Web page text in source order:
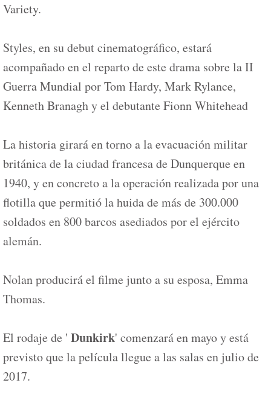
Variety.
Styles, en su debut cinematográfico, estará
acompañado en el reparto de este drama sobre la II
Guerra Mundial por Tom Hardy, Mark Rylance,
Kenneth Branagh y el debutante Fionn Whitehead
La historia girará en torno a la evacuación militar
británica de la ciudad francesa de Dunquerque en
1940, y en concreto a la operación realizada por una
flotilla que permitió la huida de más de 300.000
soldados en 800 barcos asediados por el ejército
alemán.
Nolan producirá el filme junto a su esposa, Emma
Thomas.
El rodaje de ' Dunkirk' comenzará en mayo y está
previsto que la película llegue a las salas en julio de
2017.